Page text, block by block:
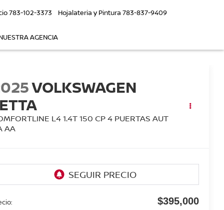
783-102-3373 Hojalateria y Pintura 783-837-9409
AGENCIA
VOLKSWAGEN
L4 1.4T 150 CP 4 PUERTAS AUT
AA
$395,000